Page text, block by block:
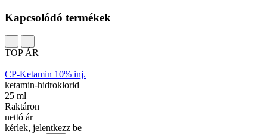
Kapcsolódó termékek
TOP ÁR
CP-Ketamin 10% inj.
ketamin-hidroklorid
25 ml
Raktáron
nettó ár
kérlek, jelentkezz be